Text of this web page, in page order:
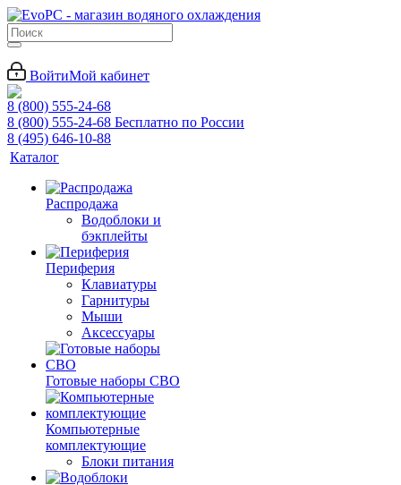
ВойтиМой кабинет
8 (800) 555-24-68
8 (800) 555-24-68 Бесплатно по России
8 (495) 646-10-88
Каталог
Распродажа
Водоблоки и
бэкплейты
Периферия
Клавиатуры
Гарнитуры
Мыши
Аксессуары
Готовые наборы СВО
Компьютерные
комплектующие
Блоки питания